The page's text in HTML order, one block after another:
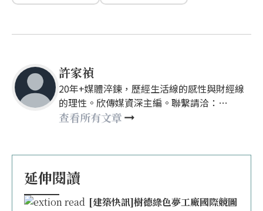
許家禎
20年+媒體淬鍊，歷經生活線的感性與財經線
的理性。欣傳媒資深主編。聯繫請洽：
nellyhsu@xinmedia.com
查看所有文章
延伸閱讀
[建築快訊]樹德綠色夢工廠國際競圖